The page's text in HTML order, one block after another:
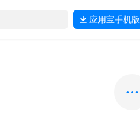
应用宝手机版